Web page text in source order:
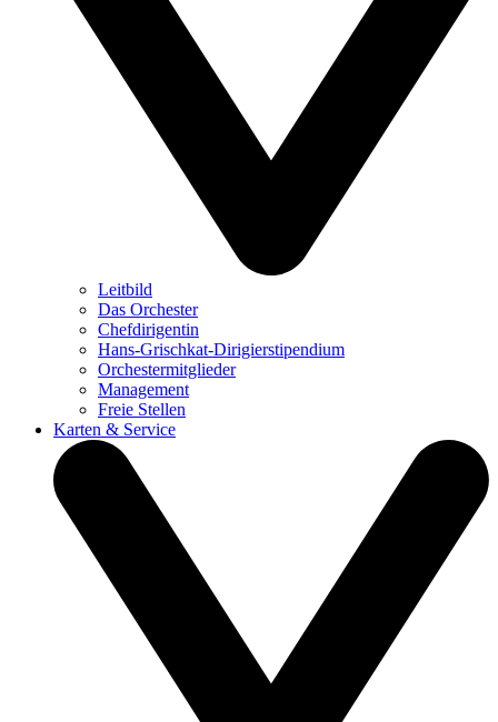
Leitbild
Das Orchester
Chefdirigentin
Hans-Grischkat-Dirigierstipendium
Orchestermitglieder
Management
Freie Stellen
Karten & Service